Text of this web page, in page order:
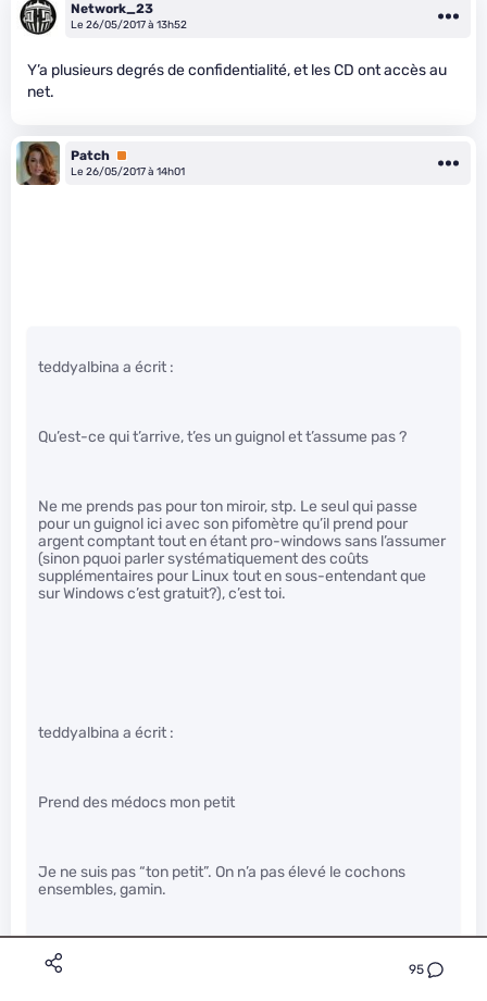
95
Network_23
Le 26/05/2017 à 13h52
Y’a plusieurs degrés de confidentialité, et les CD ont accès au
net.
Patch Premium
Le 26/05/2017 à 14h01
teddyalbina a écrit :
Qu’est-ce qui t’arrive, t’es un guignol et t’assume pas ?
Ne me prends pas pour ton miroir, stp. Le seul qui passe
pour un guignol ici avec son pifomètre qu’il prend pour
argent comptant tout en étant pro-windows sans l’assumer
(sinon pquoi parler systématiquement des coûts
supplémentaires pour Linux tout en sous-entendant que
sur Windows c’est gratuit?), c’est toi.
teddyalbina a écrit :
Prend des médocs mon petit
Je ne suis pas “ton petit”. On n’a pas élevé le cochons
ensembles, gamin.